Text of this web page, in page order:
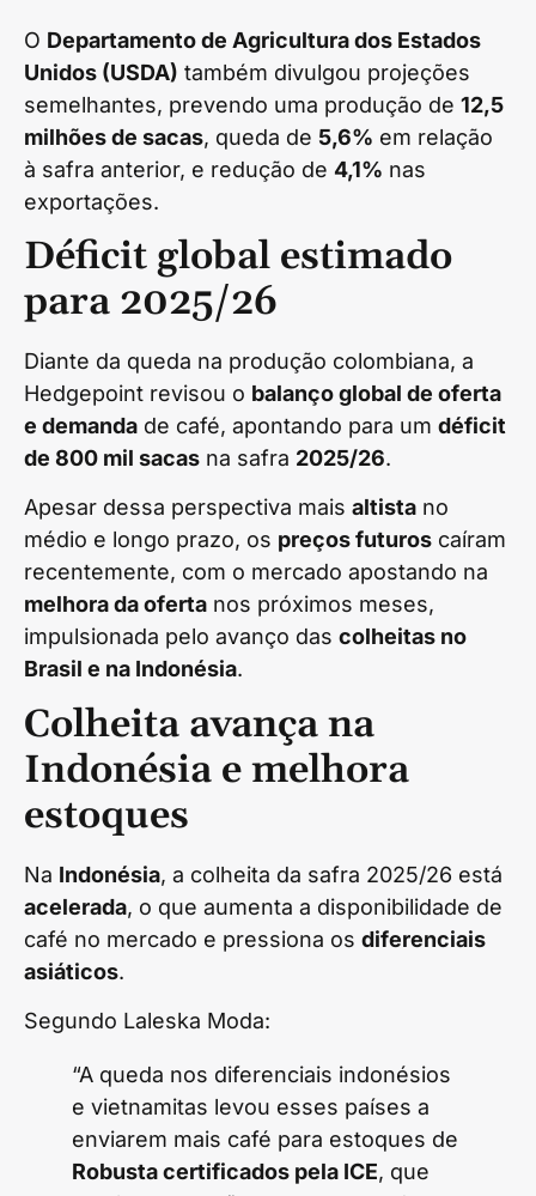
O Departamento de Agricultura dos Estados
Unidos (USDA) também divulgou projeções
semelhantes, prevendo uma produção de 12,5
milhões de sacas, queda de 5,6% em relação
à safra anterior, e redução de 4,1% nas
exportações.
Déficit global estimado
para 2025/26
Diante da queda na produção colombiana, a
Hedgepoint revisou o balanço global de oferta
e demanda de café, apontando para um déficit
de 800 mil sacas na safra 2025/26.
Apesar dessa perspectiva mais altista no
médio e longo prazo, os preços futuros caíram
recentemente, com o mercado apostando na
melhora da oferta nos próximos meses,
impulsionada pelo avanço das colheitas no
Brasil e na Indonésia.
Colheita avança na
Indonésia e melhora
estoques
Na Indonésia, a colheita da safra 2025/26 está
acelerada, o que aumenta a disponibilidade de
café no mercado e pressiona os diferenciais
asiáticos.
Segundo Laleska Moda:
“A queda nos diferenciais indonésios
e vietnamitas levou esses países a
enviarem mais café para estoques de
Robusta certificados pela ICE, que